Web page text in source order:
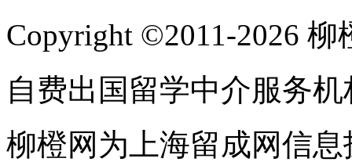
Copyright ©2011-2026
自费出国留学中介服务
柳橙网为上海留成网信